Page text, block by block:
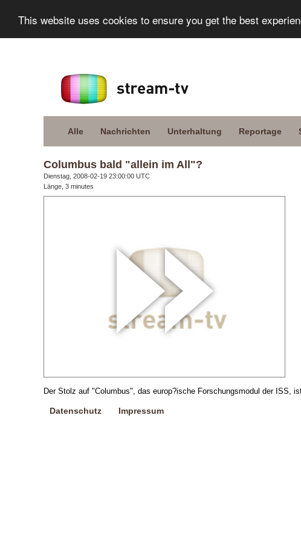
This website uses cookies to ensure you get the best
Alle Nachrichten Unterhaltung Reportage
Columbus bald "allein im All"?
Dienstag, 2008-02-19 23:00:00 UTC
Länge, 3 minutes
Der Stolz auf "Columbus", das europ?ische Forschungsmodul der ISS,
Datenschutz Impressum